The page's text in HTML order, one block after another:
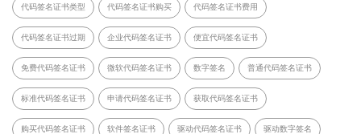
代码签名证书类型 代码签名证书购买 代码签名证书费用
代码签名证书过期 企业代码签名证书 便宜代码签名证书
免费代码签名证书 微软代码签名证书 数字签名 普通代码签名证书
标准代码签名证书 申请代码签名证书 获取代码签名证书
购买代码签名证书 软件签名证书 驱动代码签名证书 驱动数字签名